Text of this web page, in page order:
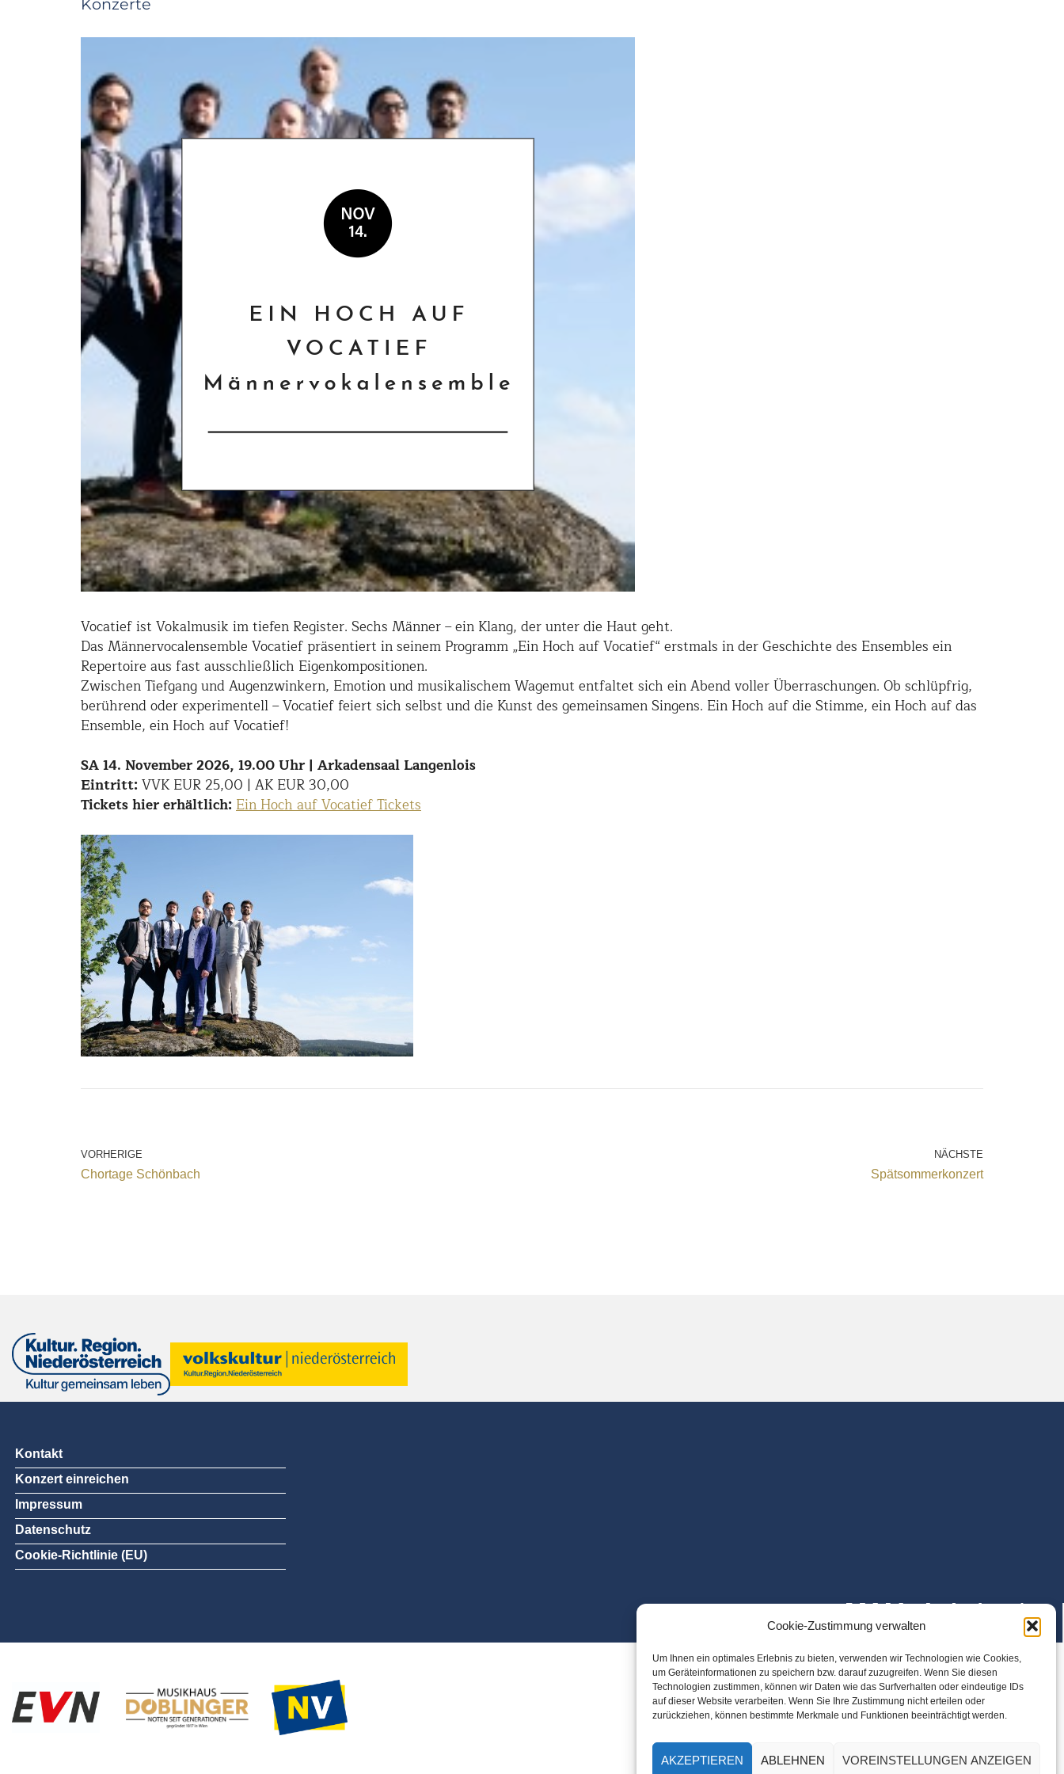
Cookie-Zustimmung verwalten
Um Ihnen ein optimales Erlebnis zu bieten, verwenden wir Technologien wie Cookies,
um Geräteinformationen zu speichern bzw. darauf zuzugreifen. Wenn Sie diesen
Technologien zustimmen, können wir Daten wie das Surfverhalten oder eindeutige IDs
auf dieser Website verarbeiten. Wenn Sie Ihre Zustimmung nicht erteilen oder
zurückziehen, können bestimmte Merkmale und Funktionen beeinträchtigt werden.
AKZEPTIEREN ABLEHNEN VOREINSTELLUNGEN ANZEIGEN
Konzerte
Vocatief ist Vokalmusik im tiefen Register. Sechs Männer – ein Klang, der unter die Haut geht.
Das Männervocalensemble Vocatief präsentiert in seinem Programm „Ein Hoch auf Vocatief“ erstmals in der Geschichte des Ensembles ein
Repertoire aus fast ausschließlich Eigenkompositionen.
Zwischen Tiefgang und Augenzwinkern, Emotion und musikalischem Wagemut entfaltet sich ein Abend voller Überraschungen. Ob schlüpfrig,
berührend oder experimentell – Vocatief feiert sich selbst und die Kunst des gemeinsamen Singens. Ein Hoch auf die Stimme, ein Hoch auf das
Ensemble, ein Hoch auf Vocatief!
SA 14. November 2026, 19.00 Uhr | Arkadensaal Langenlois
Eintritt:VVK EUR 25,00 | AK EUR 30,00
Tickets hier erhältlich:Ein Hoch auf Vocatief Tickets
VORHERIGE
Chortage Schönbach
NÄCHSTE
Spätsommerkonzert
Kontakt
Konzert einreichen
Impressum
Datenschutz
Cookie-Richtlinie (EU)